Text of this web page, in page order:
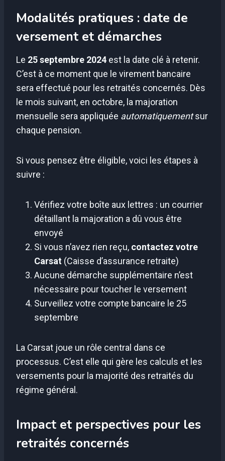
Modalités pratiques : date de
versement et démarches
Le 25 septembre 2024 est la date clé à retenir.
C’est à ce moment que le virement bancaire
sera effectué pour les retraités concernés. Dès
le mois suivant, en octobre, la majoration
mensuelle sera appliquée automatiquementsur
chaque pension.
Si vous pensez être éligible, voici les étapes à
suivre :
Vérifiez votre boîte aux lettres : un courrier
détaillant la majoration a dû vous être
envoyé
Si vous n’avez rien reçu, contactez votre
Carsat (Caisse d’assurance retraite)
Aucune démarche supplémentaire n’est
nécessaire pour toucher le versement
Surveillez votre compte bancaire le 25
septembre
La Carsat joue un rôle central dans ce
processus. C’est elle qui gère les calculs et les
versements pour la majorité des retraités du
régime général.
Impact et perspectives pour les
retraités concernés